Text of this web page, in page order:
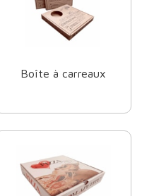
Boîte à carreaux